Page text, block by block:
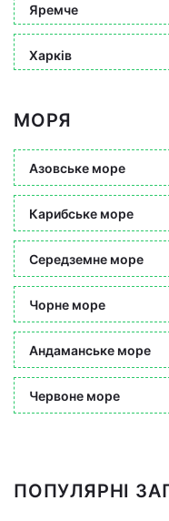
Яремче
Харків
МОРЯ
Азовське море
Карибське море
Середземне море
Чорне море
Андаманське море
Червоне море
ПОПУЛЯРНІ